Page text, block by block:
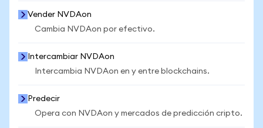
Vender NVDAon
Cambia NVDAon por efectivo.
Intercambiar NVDAon
Intercambia NVDAon en y entre blockchains.
Predecir
Opera con NVDAon y mercados de predicción cripto.